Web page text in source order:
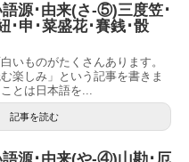
語源･由来(さ-⑤)三度笠･
･申･菜盛花･賽銭･骰
いものがたくさんあります。
楽しみ」という記事を書きま
とは日本語を...
記事を読む
語源･由来(や-④)山勘･厄